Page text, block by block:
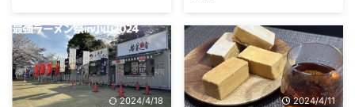
2024/4/18 2024/4/11